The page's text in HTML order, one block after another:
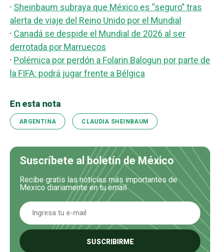
· Sheinbaum subraya que México es “seguro” tras
alerta de viaje del Reino Unido por el Mundial
· Canadá se despide el Mundial de 2026 al ser
derrotada por Marruecos
· Polémica por perdón a Folarin Balogun por parte de
la FIFA: podrá jugar frente a Bélgica
En esta nota
ARGENTINA CLAUDIA SHEINBAUM
Suscríbete al boletín de México
Recibe gratis las noticias más importantes de
Mexico diariamente en tu email
SUSCRIBIRME